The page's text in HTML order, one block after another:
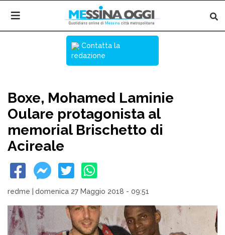
Contatta la
redazione
Boxe, Mohamed Laminie
Oulare protagonista al
memorial Brischetto di
Acireale
redme domenica 27 Maggio 2018 - 09:51